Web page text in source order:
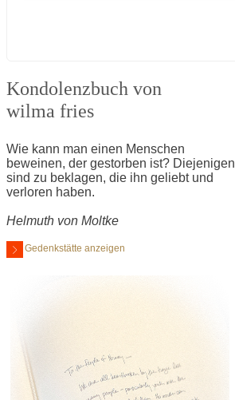
Kondolenzbuch von
wilma fries
Wie kann man einen Menschen
beweinen, der gestorben ist? Diejenigen
sind zu beklagen, die ihn geliebt und
verloren haben.
Helmuth von Moltke
Gedenkstätte anzeigen